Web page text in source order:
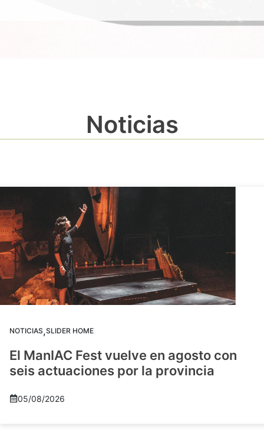
Noticias
NOTICIAS,SLIDER HOME
El ManIAC Fest vuelve en agosto con
seis actuaciones por la provincia
05/08/2026